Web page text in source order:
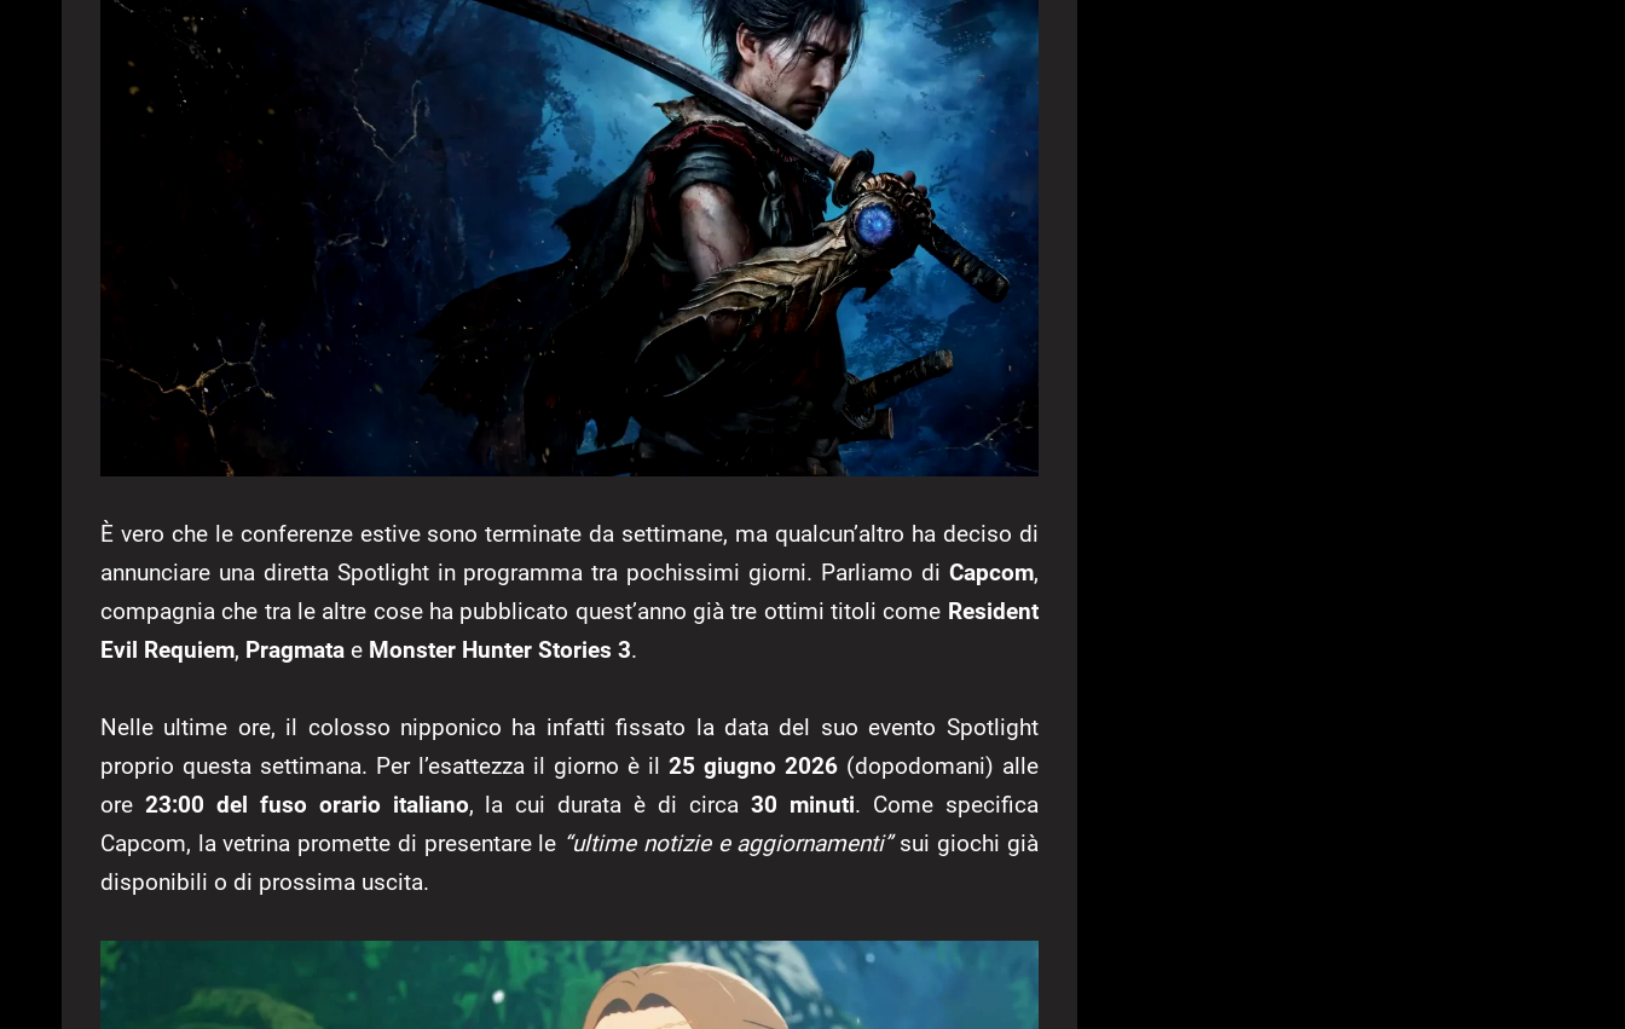
È vero che le conferenze estive sono terminate da settimane, ma qualcun’altro ha deciso di
annunciare una diretta Spotlight in programma tra pochissimi giorni. Parliamo di Capcom,
compagnia che tra le altre cose ha pubblicato quest’anno già tre ottimi titoli come Resident
Evil Requiem, Pragmata e Monster Hunter Stories 3.
Nelle ultime ore, il colosso nipponico ha infatti fissato la data del suo evento Spotlight
proprio questa settimana. Per l’esattezza il giorno è il 25 giugno 2026(dopodomani) alle
ore 23:00 del fuso orario italiano, la cui durata è di circa 30 minuti. Come specifica
Capcom, la vetrina promette di presentare le “ultime notizie e aggiornamenti”sui giochi già
disponibili o di prossima uscita.